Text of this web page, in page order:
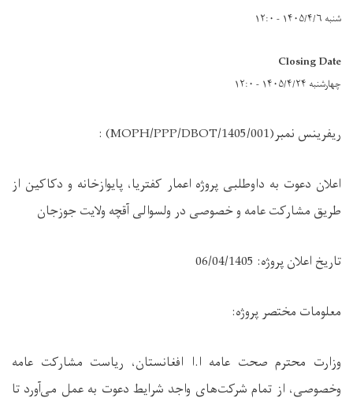
شنبه ۱۴۰۵/۴/۶ - ۱۲:۰
Closing Date
چهارشنبه ۱۴۰۵/۴/۲۴ - ۱۲:۰
ریفرینس نمبر: (MOPH/PPP/DBOT/1405/001)
اعلان دعوت به داوطلبی پروژه اعمار کفتریا، پایوازخانه و دکاکین از
طریق مشارکت عامه و خصوصی در ولسوالی آقچه ولایت جوزجان
تاریخ اعلان پروژه: 06/04/1405
معلومات مختصر پروژه:
وزارت محترم صحت عامه ا.ا افغانستان، ریاست مشارکت عامه
وخصوصی، از تمام شرکت‌های واجد شرایط دعوت به عمل می‌آورد تا